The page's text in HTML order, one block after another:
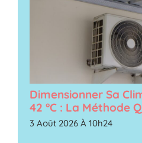
Dimensionner Sa
42 °C : La Méthode
3 Août 2026 À 10h24